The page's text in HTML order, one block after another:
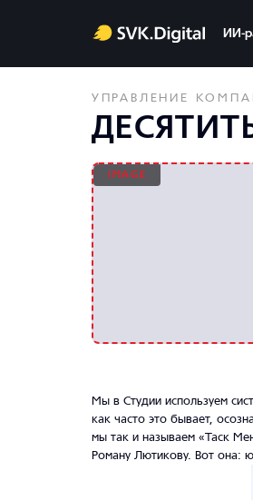
ИИ-
УПРАВЛЕНИЕ
Мы в Студии используем
как часто это бывает,
мы так и называем «Таск
Роману Лютикову. Вот она: